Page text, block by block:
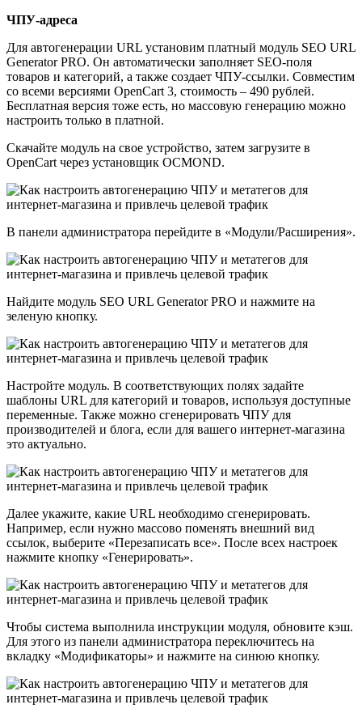
ЧПУ-адреса
Для автогенерации URL установим платный модуль SEO URL
Generator PRO. Он автоматически заполняет SEO-поля
товаров и категорий, а также создает ЧПУ-ссылки. Совместим
со всеми версиями OpenCart 3, стоимость – 490 рублей.
Бесплатная версия тоже есть, но массовую генерацию можно
настроить только в платной.
Скачайте модуль на свое устройство, затем загрузите в
OpenCart через установщик OCMOND.
В панели администратора перейдите в «Модули/Расширения».
Найдите модуль SEO URL Generator PRO и нажмите на
зеленую кнопку.
Настройте модуль. В соответствующих полях задайте
шаблоны URL для категорий и товаров, используя доступные
переменные. Также можно сгенерировать ЧПУ для
производителей и блога, если для вашего интернет-магазина
это актуально.
Далее укажите, какие URL необходимо сгенерировать.
Например, если нужно массово поменять внешний вид
ссылок, выберите «Перезаписать все». После всех настроек
нажмите кнопку «Генерировать».
Чтобы система выполнила инструкции модуля, обновите кэш.
Для этого из панели администратора переключитесь на
вкладку «Модификаторы» и нажмите на синюю кнопку.